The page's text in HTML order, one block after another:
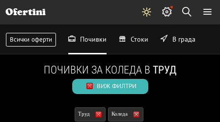
Ofertini
Всички оферти Почивки Стоки В града
ПОЧИВКИ ЗА КОЛЕДА В ТРУД
ВИЖ ФИЛТРИ
Труд Коледа